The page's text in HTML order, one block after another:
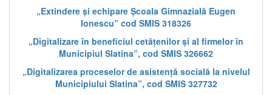
„Extindere și echipare Școala Gimnazială Eugen
Ionescu” cod SMIS 318326
„Digitalizare în beneficiul cetățenilor și al firmelor în
Municipiul Slatina”, cod SMIS 326662
„Digitalizarea proceselor de asistență socială la nivelul
Municipiului Slatina”, cod SMIS 327732